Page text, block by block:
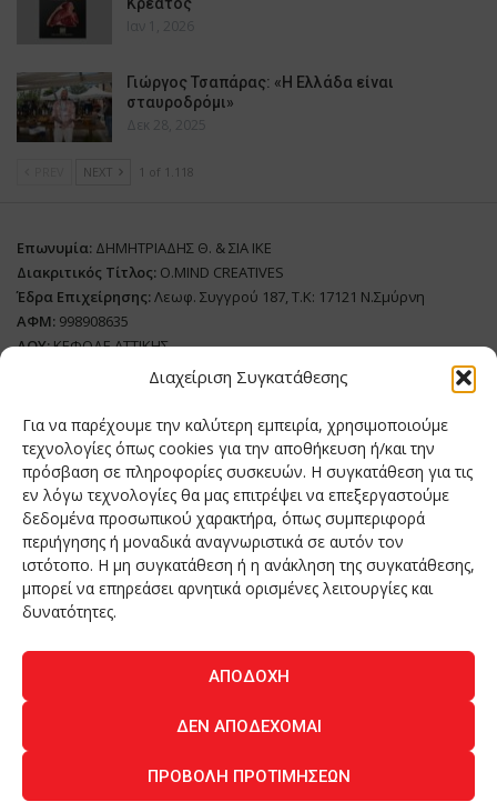
Διαχείριση Συγκατάθεσης
Για να παρέχουμε την καλύτερη εμπειρία, χρησιμοποιούμε
τεχνολογίες όπως cookies για την αποθήκευση ή/και την
πρόσβαση σε πληροφορίες συσκευών. Η συγκατάθεση για τις
εν λόγω τεχνολογίες θα μας επιτρέψει να επεξεργαστούμε
δεδομένα προσωπικού χαρακτήρα, όπως συμπεριφορά
περιήγησης ή μοναδικά αναγνωριστικά σε αυτόν τον
ιστότοπο. Η μη συγκατάθεση ή η ανάκληση της συγκατάθεσης,
μπορεί να επηρεάσει αρνητικά ορισμένες λειτουργίες και
δυνατότητες.
ΑΠΟΔΟΧΉ
ΔΕΝ ΑΠΟΔΈΧΟΜΑΙ
ΠΡΟΒΟΛΉ ΠΡΟΤΙΜΉΣΕΩΝ
Ιαν 1, 2026
Γιώργος Τσαπάρας: «Η Ελλάδα είναι
σταυροδρόμι»
Δεκ 28, 2025
NEXT 1 of 1.118
Επωνυμία: ΔΗΜΗΤΡΙΑΔΗΣ Θ. & ΣΙΑ ΙΚΕ
Διακριτικός Τίτλος: O.MIND CREATIVES
Έδρα Επιχείρησης:Λεωφ. Συγγρού 187, Τ.Κ: 17121 Ν.Σμύρνη
ΑΦΜ: 998908635
ΔΟΥ:ΚΕΦΟΔΕ ΑΤΤΙΚΗΣ
Όνομα Ιδιοκτήτη και Νόμιμο Πρόσωπο: Θεόδωρος Δημητριάδης
Διευθυντής Σύνταξης:Ευθυμιάτου Μαίρη
Domain:grillmagazine.gr
Δικαιούχος Domain:Θεόδωρος Δημητριάδης
Διευθυντής:Θεόδωρος Δημητριάδης
Διαχειριστής:Θεόδωρος Δημητριάδης
Δήλωση Συμμόρφωσης
Αριθμός Πιστοποίησης Μ.Η.Τ.:
ΑΝΘΡΩΠΟΙ
ΠΕΡΙΟΔΙΚΟ ΕΠΙΚΟΙΝΩΝΙΑ
© 2026 - All Rights Reserved. -Πολιτική Απορρήτου